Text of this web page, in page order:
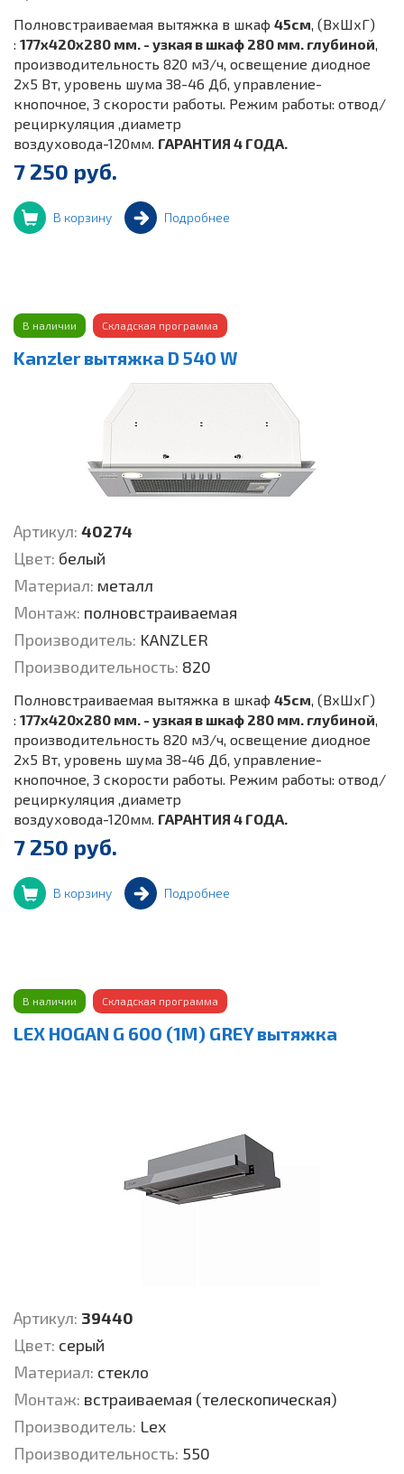
Полновстраиваемая вытяжка в шкаф 45см, (ВхШхГ)
: 177х420х280 мм. - узкая в шкаф 280 мм. глубиной,
производительность 820 м3/ч, освещение диодное
2х5 Вт, уровень шума 38-46 Дб, управление-
кнопочное, 3 скорости работы. Режим работы: отвод/
рециркуляция ,диаметр
воздуховода-120мм. ГАРАНТИЯ 4 ГОДА.
7 250 руб.
В корзину Подробнее
В наличии Складская программа
Kanzler вытяжка D 540 W
Артикул: 40274
Цвет: белый
Материал: металл
Монтаж: полновстраиваемая
Производитель: KANZLER
Производительность: 820
Полновстраиваемая вытяжка в шкаф 45см, (ВхШхГ)
: 177х420х280 мм. - узкая в шкаф 280 мм. глубиной,
производительность 820 м3/ч, освещение диодное
2х5 Вт, уровень шума 38-46 Дб, управление-
кнопочное, 3 скорости работы. Режим работы: отвод/
рециркуляция ,диаметр
воздуховода-120мм. ГАРАНТИЯ 4 ГОДА.
7 250 руб.
В корзину Подробнее
В наличии Складская программа
LEX HOGAN G 600 (1M) GREY вытяжка
Артикул: 39440
Цвет: серый
Материал: стекло
Монтаж: встраиваемая (телескопическая)
Производитель: Lex
Производительность: 550